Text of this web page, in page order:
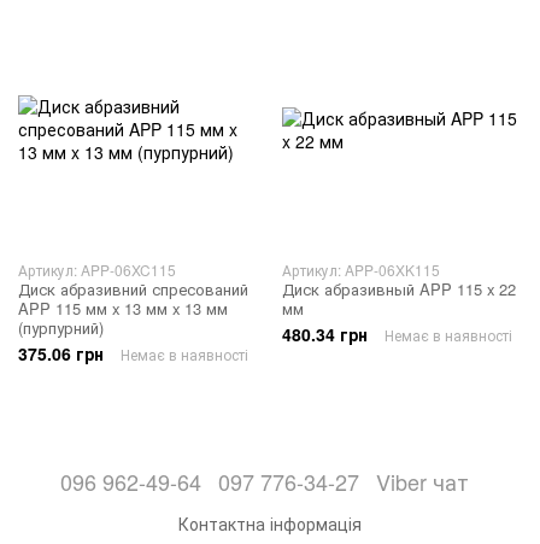
Артикул: APP-06XC115
Диск абразивний спресований
APP 115 мм x 13 мм x 13 мм
(пурпурний)
375.06 грн Немає в наявності
Артикул: APP-06XK115
Диск абразивный APP 115 x 22
мм
480.34 грн Немає в наявності
096 962-49-64 097 776-34-27 Viber чат
Контактна інформація